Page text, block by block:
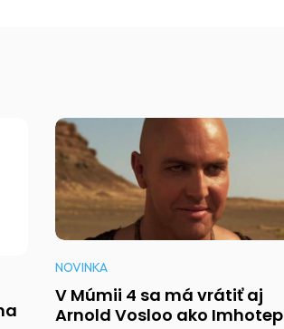
NOVINKA
V Múmii 4 sa má vrátiť aj
Arnold Vosloo ako Imhotep